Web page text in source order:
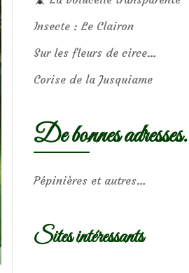
Insecte : Le Clairon
Sur les fleurs de circe…
Corise de la Jusquiame
De bonnes
Pépinières et autres…
Sites intéressants